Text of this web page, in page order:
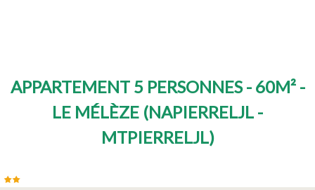
APPARTEMENT 5 PERSONNES - 60M² -
LE MÉLÈZE (NAPIERRELJL -
MTPIERRELJL)